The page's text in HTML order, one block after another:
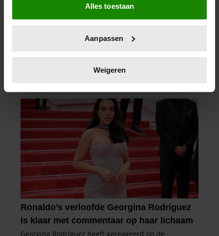
Informatie verzamelen over uw geografische
locatie, die tot een paar meter nauwkeurig kan zijn
scannen op specifieke eigenschappen (fingerprinting)
verwerkt en stel uw voorkeuren in het
intrekken in de Cookieverklaring.
We gebruiken cookies om content en advertenties te
personaliseren, om functies voor social media te bieden
en om ons websiteverkeer te analyseren. Ook delen we
informatie over uw gebruik van onze site met onze
partners voor social media, adverteren en analyse. Deze
partners kunnen deze gegevens combineren met andere
informatie die u aan ze heeft verstrekt of die ze hebben
verzameld op basis van uw gebruik van hun services. U
gaat akkoord met onze cookies als u onze website blijft
gebruiken.
Alles toestaan
Aanpassen
Weigeren
VAN GENADELOZE
CELEBRITYPROVOCATEUR TOT
WAT GEBEURDE ER MET PEREZ